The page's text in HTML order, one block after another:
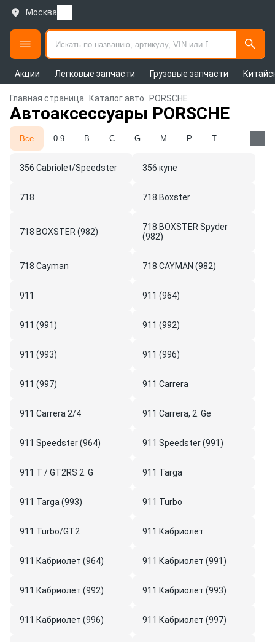
Москва
Акции Легковые запчасти Грузовые запчасти
Главная страница Каталог авто PORSCHE
Автоаксессуары PORSCHE
Все 0-9 B C G M P T
356 Cabriolet/Speedster 356 купе
718 718 Boxster
718 BOXSTER (982)
718 BOXSTER Spyder
(982)
718 Cayman 718 CAYMAN (982)
911 911 (964)
911 (991) 911 (992)
911 (993) 911 (996)
911 (997) 911 Carrera
911 Carrera 2/4 911 Carrera, 2. Ge
911 Speedster (964) 911 Speedster (991)
911 T / GT2RS 2. G 911 Targa
911 Targa (993) 911 Turbo
911 Turbo/GT2 911 Кабриолет
911 Кабриолет (964) 911 Кабриолет (991)
911 Кабриолет (992) 911 Кабриолет (993)
911 Кабриолет (996) 911 Кабриолет (997)